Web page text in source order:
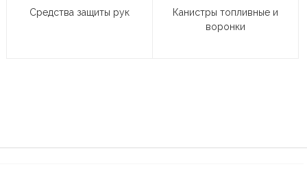
Средства защиты рук
Канистры топливные и
воронки